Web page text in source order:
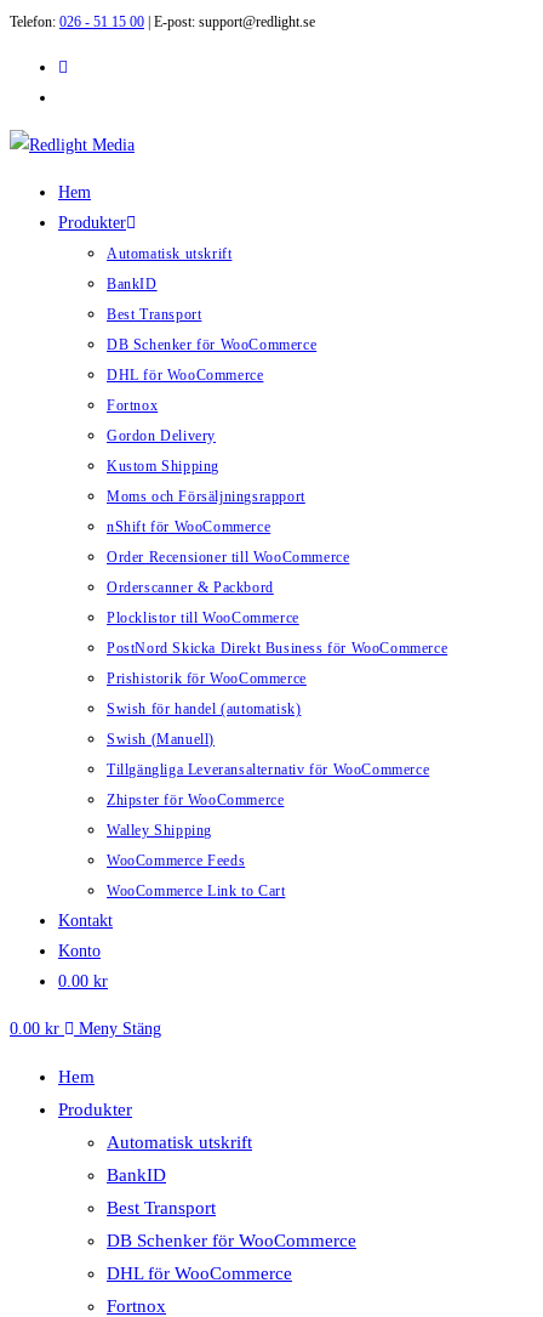
Hoppa
Telefon: 026 - 51 15 00 | E-post: support@redlight.se
Hem
Produkter
Automatisk utskrift
BankID
Best Transport
DB Schenker för WooCommerce
DHL för WooCommerce
Fortnox
Gordon Delivery
Kustom Shipping
Moms och Försäljningsrapport
nShift för WooCommerce
Order Recensioner till WooCommerce
Orderscanner & Packbord
Plocklistor till WooCommerce
PostNord Skicka Direkt Business för WooCommerce
Prishistorik för WooCommerce
Swish för handel (automatisk)
Swish (Manuell)
Tillgängliga Leveransalternativ för WooCommerce
Zhipster för WooCommerce
Walley Shipping
WooCommerce Feeds
WooCommerce Link to Cart
Kontakt
Konto
0.00 kr
0.00 kr Meny Stäng
Hem
Produkter
Automatisk utskrift
BankID
Best Transport
DB Schenker för WooCommerce
DHL för WooCommerce
Fortnox